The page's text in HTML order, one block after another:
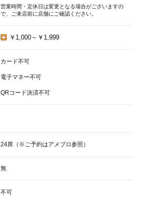
営業時間・定休日は変更となる場合がございますの
で、ご来店前に店舗にご確認ください。
￥1,000～￥1,999
カード不可
電子マネー不可
QRコード決済不可
24席（※ご予約はアメブロ参照）
無
不可